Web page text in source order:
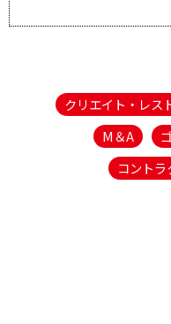
クリエイト・レス
M＆A
コント